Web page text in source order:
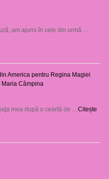
am ajuns în cele din urmă …
America pentru Regina Magiei
Câmpina
mea după o ceartă de … Citește